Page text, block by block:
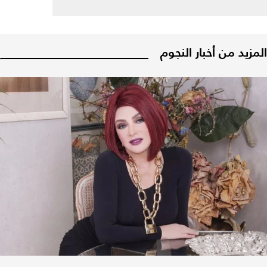
المزيد من أخبار النجوم